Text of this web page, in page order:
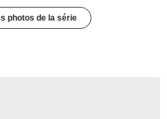
photos de la série